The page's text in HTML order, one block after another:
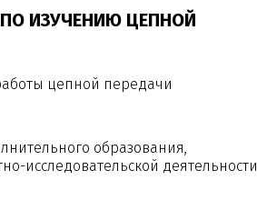
ИЗУЧЕНИЮ ЦЕПНОЙ
цепной передачи
образования,
исследовательской деятельности